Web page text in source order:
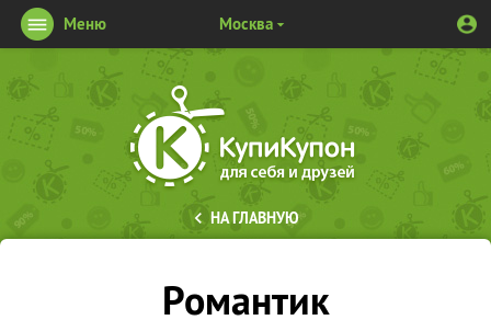
Меню Москва
НА ГЛАВНУЮ
Романтик